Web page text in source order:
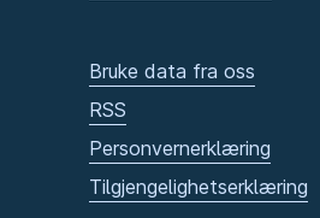
Bruke data fra oss
RSS
Personvernerklæring
Tilgjengelighetserklæring